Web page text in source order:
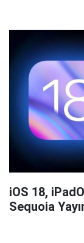
iOS 18,
Sequoia